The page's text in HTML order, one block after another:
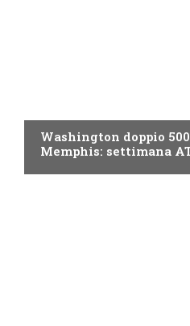
Washington doppio
Memphis: settimana